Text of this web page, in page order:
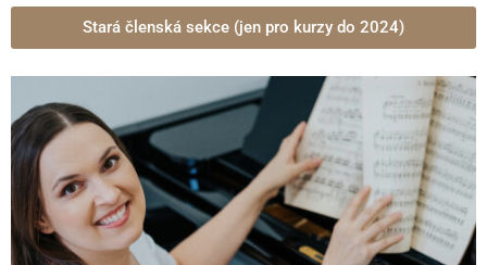
Stará členská sekce (jen pro kurzy do 2024)